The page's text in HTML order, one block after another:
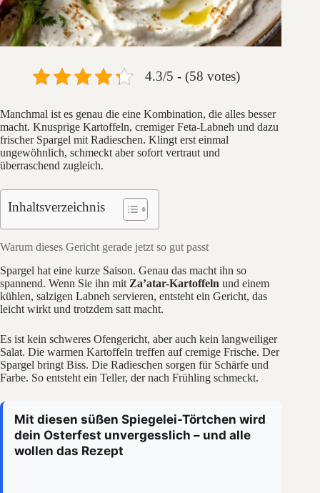
4.3/5 - (58 votes)
Manchmal ist es genau die eine Kombination, die alles besser
macht. Knusprige Kartoffeln, cremiger Feta-Labneh und dazu
frischer Spargel mit Radieschen. Klingt erst einmal
ungewöhnlich, schmeckt aber sofort vertraut und
überraschend zugleich.
Inhaltsverzeichnis
Warum dieses Gericht gerade jetzt so gut passt
Spargel hat eine kurze Saison. Genau das macht ihn so
spannend. Wenn Sie ihn mit Za’atar-Kartoffeln und einem
kühlen, salzigen Labneh servieren, entsteht ein Gericht, das
leicht wirkt und trotzdem satt macht.
Es ist kein schweres Ofengericht, aber auch kein langweiliger
Salat. Die warmen Kartoffeln treffen auf cremige Frische. Der
Spargel bringt Biss. Die Radieschen sorgen für Schärfe und
Farbe. So entsteht ein Teller, der nach Frühling schmeckt.
Mit diesen süßen Spiegelei-Törtchen wird
dein Osterfest unvergesslich – und alle
wollen das Rezept